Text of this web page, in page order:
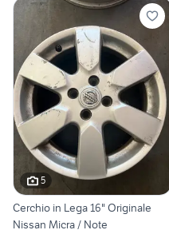
5
Cerchio in Lega 16" Originale
Nissan Micra / Note